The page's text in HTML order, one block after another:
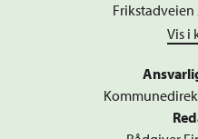
Frikstadveien
Vis i